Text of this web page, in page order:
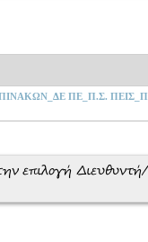
ΠΕ_Π.Σ.
επιλογή Διευθυντή/